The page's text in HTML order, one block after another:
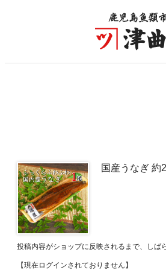
国産うなぎ 約
投稿内容がショップに反映されるまで、しば
【現在ログインされておりません】